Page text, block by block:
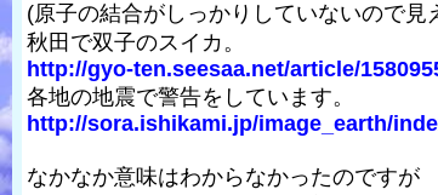
(原子の結合がしっかりしていないので見
秋田で双子のスイカ。
http://gyo-ten.seesaa.net/article/
各地の地震で警告をしています。
http://sora.ishikami.jp/image_earth/
なかなか意味はわからなかったのですが